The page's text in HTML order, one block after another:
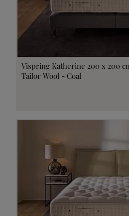
Vispring Katherine 200 x 200
Tailor Wool - Coal